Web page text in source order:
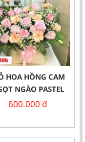
HOA HỒNG CAM
NGÀO PASTEL
600.000 đ